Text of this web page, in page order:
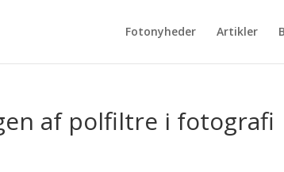
Fotonyheder Artikler
af polfiltre i fotografi